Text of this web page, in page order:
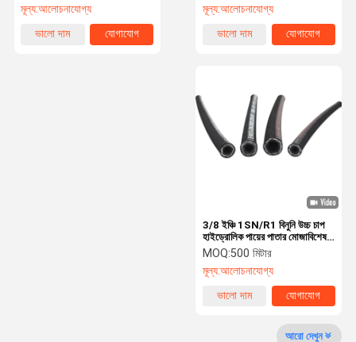
কারখানা ভ্রমণ মান নিয়ন্ত্রণ যোগাযোগ করুন খবর
মূল্য:আলোচনাযোগ্য
ভালো দাম
যোগাযোগ
মূল্য:আলোচনাযোগ্য
ভালো দাম
যোগাযোগ
3/8 ইঞ্চি 1SN/R1 বিনুনি উচ্চ চাপ
হাইড্রোলিক পায়ের পাতার মোজাবিশেষ
তেল প্রতিরোধী
MOQ:500 মিটার
মূল্য:আলোচনাযোগ্য
ভালো দাম
যোগাযোগ
আরো দেখুন